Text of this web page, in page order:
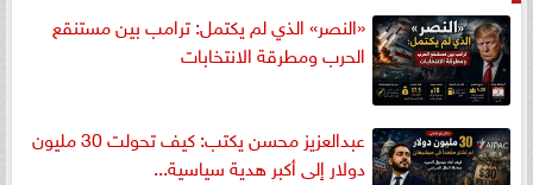
«النصر» الذي لم يكتمل: ترامب بين مستنقع
الحرب ومطرقة الانتخابات
عبدالعزيز محسن يكتب: كيف تحولت 30 مليون
دولار إلى أكبر هدية سياسية...